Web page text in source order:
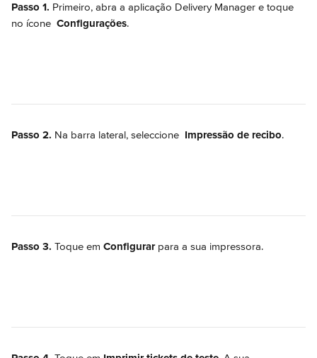
Passo 1. Primeiro, abra a aplicação Delivery Manager e toque
no ícone Configurações.
Passo 2. Na barra lateral, seleccione Impressão de recibo.
Passo 3. Toque em Configurar para a sua impressora.